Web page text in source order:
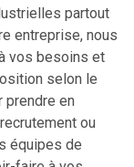
partout
entreprise, nous
vos besoins et
selon le
prendre en
ou
équipes de